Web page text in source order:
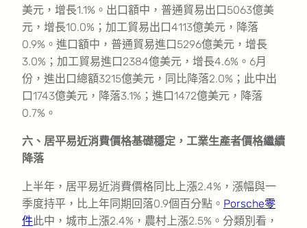
美元，增長1.1%。出口額中，普通貿易出口5063億美
元，增長10.0%；加工貿易出口4113億美元，降落
0.9%。進口額中，普通貿易進口5296億美元，增長
3.0%；加工貿易進口2384億美元，增長4.6%。6月
份，進出口總額3215億美元，同比降落2.0%；此中出
口1743億美元，降落3.1%；進口1472億美元，降落
0.7%。
六、居平易近消費價格基礎穩定，工業生產者價格繼續
降落
上半年，居平易近消費價格同比上漲2.4%，漲幅與一
季度持平，比上年同期回落0.9個百分點。 Porsche零
件此中，城市上漲2.4%，農村上漲2.5%。分類別看，